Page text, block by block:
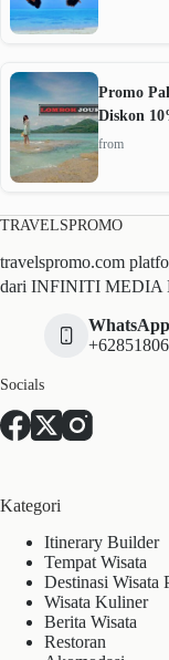
Promo
Diskon
from
TRAVELSPROMO
travelspromo.com
dari INFINITI MEDIA
WhatsApp
Socials
Kategori
Itinerary Builder
Tempat Wisata
Destinasi Wisata
Wisata Kuliner
Berita Wisata
Restoran